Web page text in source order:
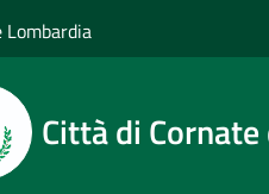
Lombardia
Città di